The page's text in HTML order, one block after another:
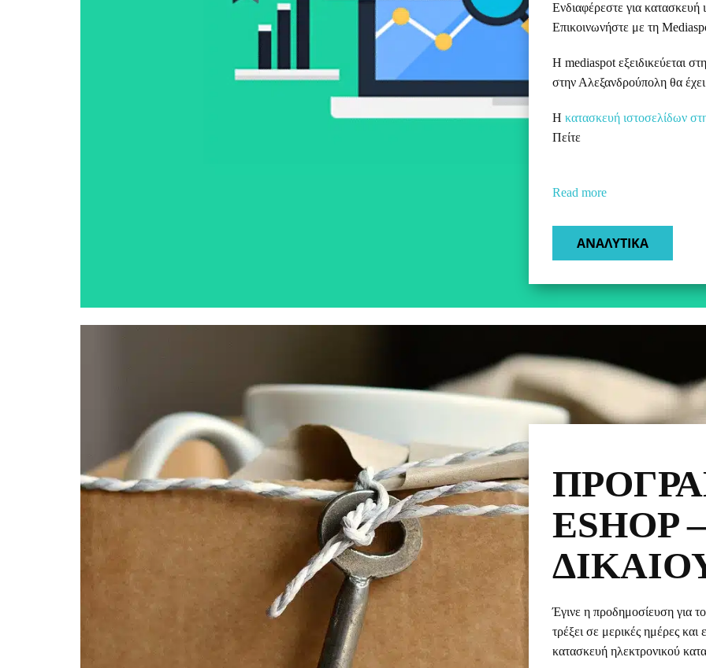
Ενδιαφέρεστε για
Επικοινωνήστε με τη
Η mediaspot εξειδικεύεται
στην Αλεξανδρούπολη θα
Η κατασκευή ιστοσελίδων
Πείτε
Read more
ΑΝΑΛΥΤΙΚΑ​
ESHOP
Έγινε η προδημοσίευση
τρέξει σε μερικές ημέρες
κατασκευή ηλεκτρονικού